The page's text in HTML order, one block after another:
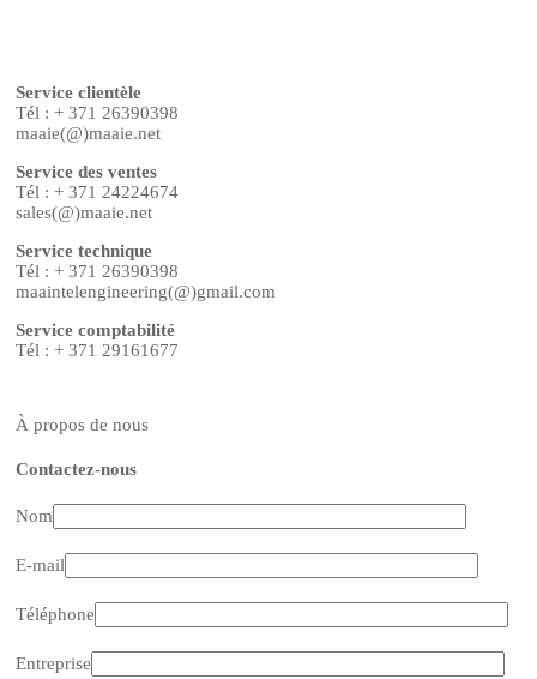
Service clientèle
Tél : + 371 26390398
maaie(@)maaie.net
Service des ventes
Tél : + 371 24224674
sales(@)maaie.net
Service technique
Tél : + 371 26390398
maaintelengineering(@)gmail.com
Service comptabilité
Tél : + 371 29161677
À propos de nous
Contactez-nous
Nom
E-mail
Téléphone
Entreprise